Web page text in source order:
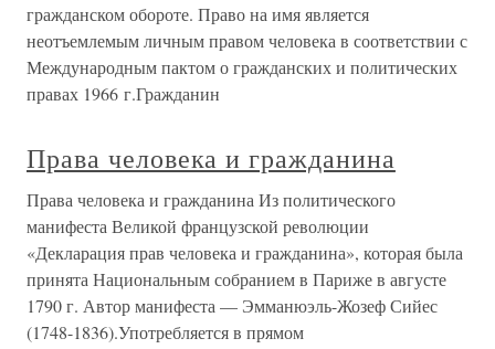
гражданском обороте. Право на имя является
неотъемлемым личным правом человека в соответствии с
Международным пактом о гражданских и политических
правах 1966 г.Гражданин
Права человека и гражданина
Права человека и гражданина Из политического
манифеста Великой французской революции
«Декларация прав человека и гражданина», которая была
принята Национальным собранием в Париже в августе
1790 г. Автор манифеста — Эмманюэль-Жозеф Сийес
(1748-1836).Употребляется в прямом